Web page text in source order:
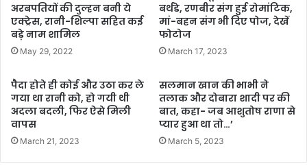
अरबपतियों की दुल्हन बनी ये
एक्ट्रेस, रानी-शिल्पा सहित कई
बड़े नाम शामिल
May 29, 2022
बर्थडे, रणबीर संग हुई रोमांटिक,
मां-बहन संग भी दिए पोज, देखें
फोटोज
March 17, 2023
पैदा होते ही कोई और उठा कर ले
गया था रानी को, हो गयी थी
अदला बदली, फिर ऐसे मिली
वापस
March 21, 2023
सलमान खान की भाभी ने
तलाक और दोबारा शादी पर की
बात, कहा- जब आशुतोष राणा से
प्यार हुआ था तो…’
March 5, 2023